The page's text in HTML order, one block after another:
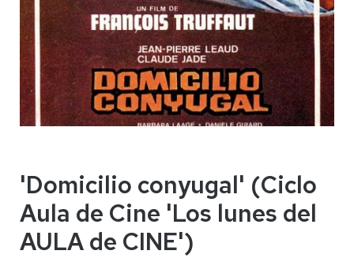
'Domicilio conyugal' (Ciclo
Aula de Cine 'Los lunes del
AULA de CINE')